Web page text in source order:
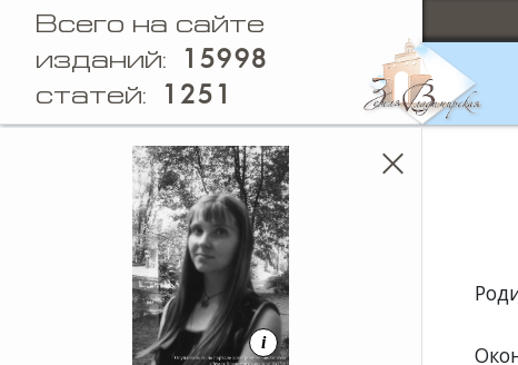
Всего на сайте
изданий: 15998
статей: 1251
i